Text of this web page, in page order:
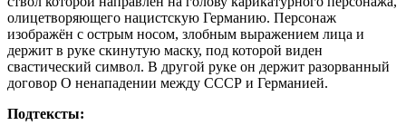
олицетворяющего нацистскую Германию. Персонаж
изображён с острым носом, злобным выражением лица и
держит в руке скинутую маску, под которой виден
свастический символ. В другой руке он держит разорванный
договор О ненападении между СССР и Германией.
Подтексты: